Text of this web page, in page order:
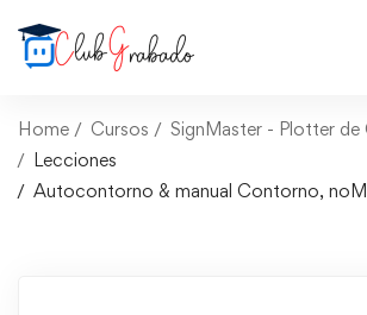
Home Cursos
SignMaster - Plotter de
Lecciones
Autocontorno & manual Contorno,